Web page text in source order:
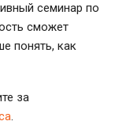
семинар по
сможет
понять, как
за
.